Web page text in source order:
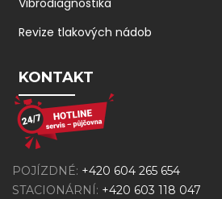
Vibrodiagnostika
Revize tlakových nádob
KONTAKT
POJÍZDNÉ: +420 604 265 654
STACIONÁRNÍ: +420 603 118 047